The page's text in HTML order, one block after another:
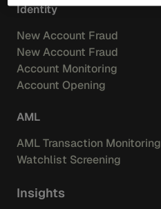
Identity
New Account Fraud
New Account Fraud
Account Monitoring
Account Opening
AML
AML Transaction Monitoring
Watchlist Screening
Insights